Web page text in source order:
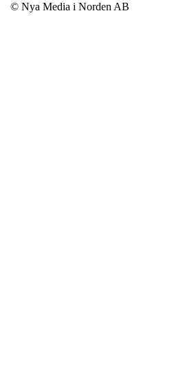
© Nya Media i Norden AB